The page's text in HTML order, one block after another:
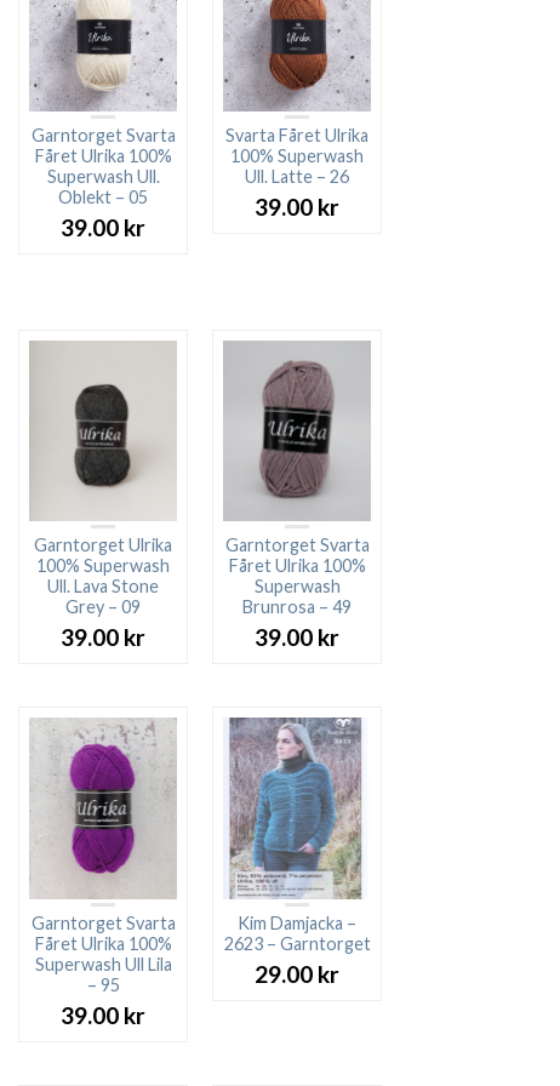
Garntorget Svarta
Fåret Ulrika 100%
Superwash Ull.
Oblekt – 05
39.00 kr
Svarta Fåret Ulrika
100% Superwash
Ull. Latte – 26
39.00 kr
Garntorget Ulrika
100% Superwash
Ull. Lava Stone
Grey – 09
39.00 kr
Garntorget Svarta
Fåret Ulrika 100%
Superwash
Brunrosa – 49
39.00 kr
Garntorget Svarta
Fåret Ulrika 100%
Superwash Ull Lila
– 95
39.00 kr
Kim Damjacka –
2623 – Garntorget
29.00 kr